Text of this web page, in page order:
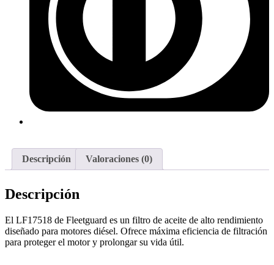
Descripción Valoraciones (0)
Descripción
El LF17518 de Fleetguard es un filtro de aceite de alto rendimiento
diseñado para motores diésel. Ofrece máxima eficiencia de filtración
para proteger el motor y prolongar su vida útil.